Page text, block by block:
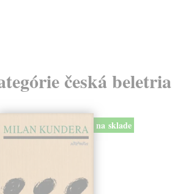
česká beletria
na sklade